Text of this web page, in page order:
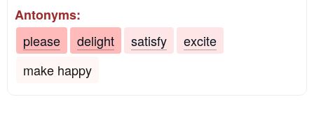
Antonyms:
please
delight satisfy
excite
make happy